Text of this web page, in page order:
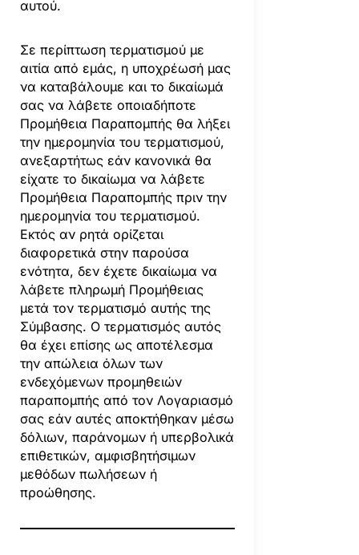
αυτού.
Σε περίπτωση τερματισμού με
αιτία από εμάς, η υποχρέωσή μας
να καταβάλουμε και το δικαίωμά
σας να λάβετε οποιαδήποτε
Προμήθεια Παραπομπής θα λήξει
την ημερομηνία του τερματισμού,
ανεξαρτήτως εάν κανονικά θα
είχατε το δικαίωμα να λάβετε
Προμήθεια Παραπομπής πριν την
ημερομηνία του τερματισμού.
Εκτός αν ρητά ορίζεται
διαφορετικά στην παρούσα
ενότητα, δεν έχετε δικαίωμα να
λάβετε πληρωμή Προμήθειας
μετά τον τερματισμό αυτής της
Σύμβασης. Ο τερματισμός αυτός
θα έχει επίσης ως αποτέλεσμα
την απώλεια όλων των
ενδεχόμενων προμηθειών
παραπομπής από τον Λογαριασμό
σας εάν αυτές αποκτήθηκαν μέσω
δόλιων, παράνομων ή υπερβολικά
επιθετικών, αμφισβητήσιμων
μεθόδων πωλήσεων ή
προώθησης.